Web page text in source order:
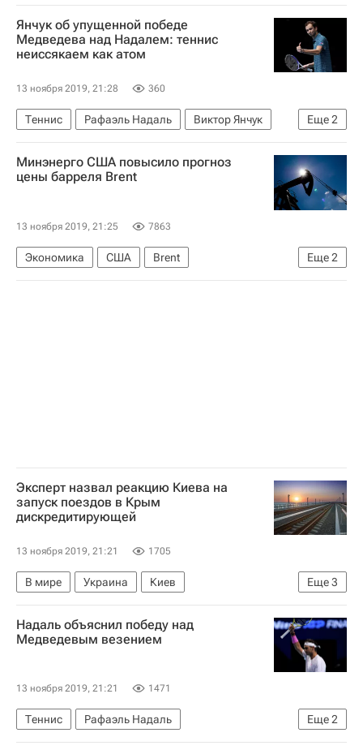
Министерство внутренних дел РФ (МВД России)
УМВД РФ
Россия
Янчук об упущенной победе
Медведева над Надалем: теннис
неиссякаем как атом
13 ноября 2019, 21:28 360
Еще2
Теннис Рафаэль Надаль
Виктор Янчук
Даниил Медведев
Итоговый турнир ATP
Минэнерго США повысило прогноз
цены барреля Brent
13 ноября 2019, 21:25 7863
Еще2
Экономика США
Brent
Минэнерго США
Цены на нефть
Эксперт назвал реакцию Киева на
запуск поездов в Крым
дискредитирующей
13 ноября 2019, 21:21 1705
Еще3
В мире Украина
Киев
Республика Крым
Крымский мост Россия
Надаль объяснил победу над
Медведевым везением
13 ноября 2019, 21:21 1471
Еще2
Теннис
Рафаэль Надаль
Даниил Медведев
Итоговый турнир ATP